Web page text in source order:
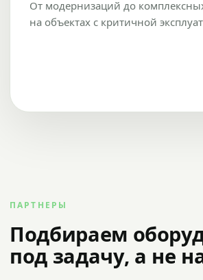
От модернизаций до
на объектах с критичной
ПАРТНЕРЫ
Подбираем
под задачу, а не